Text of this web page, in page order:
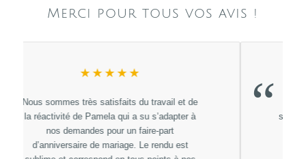
Merci pour tous vos avis !
★★★★★
“
Un énorme Merci à Pamela Gonzales pour
sont professionnalisme, sa rapidité à répondre
et sont magnifique travail :)
on ne pouvais pas espérer mieux pour nos